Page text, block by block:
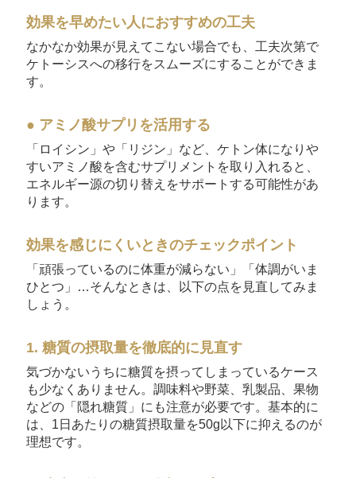
効果を早めたい人におすすめの工夫
なかなか効果が見えてこない場合でも、工夫次第で
ケトーシスへの移行をスムーズにすることができま
す。
● アミノ酸サプリを活用する
「ロイシン」や「リジン」など、ケトン体になりや
すいアミノ酸を含むサプリメントを取り入れると、
エネルギー源の切り替えをサポートする可能性があ
ります。
効果を感じにくいときのチェックポイント
「頑張っているのに体重が減らない」「体調がいま
ひとつ」…そんなときは、以下の点を見直してみま
しょう。
1. 糖質の摂取量を徹底的に見直す
気づかないうちに糖質を摂ってしまっているケース
も少なくありません。調味料や野菜、乳製品、果物
などの「隠れ糖質」にも注意が必要です。基本的に
は、1日あたりの糖質摂取量を50g以下に抑えるのが
理想です。